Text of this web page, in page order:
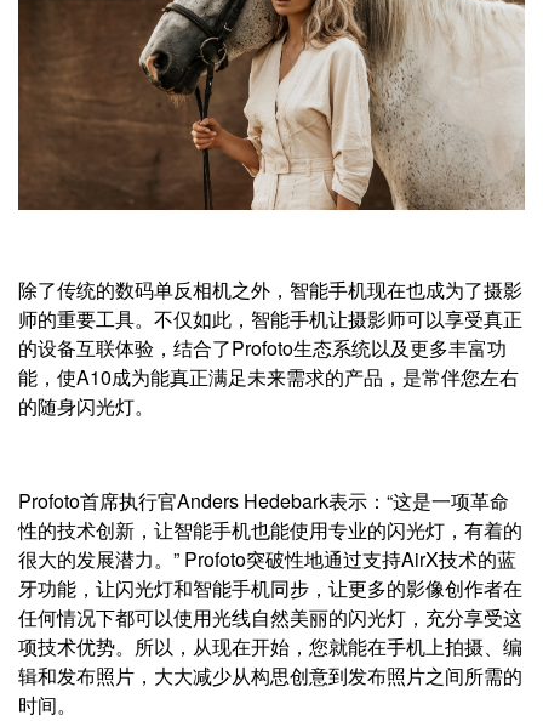
除了传统的数码单反相机之外，智能手机现在也成为了摄影
师的重要工具。不仅如此，智能手机让摄影师可以享受真正
的设备互联体验，结合了Profoto生态系统以及更多丰富功
能，使A10成为能真正满足未来需求的产品，是常伴您左右
的随身闪光灯。
Profoto首席执行官Anders Hedebark表示：“这是一项革命
性的技术创新，让智能手机也能使用专业的闪光灯，有着的
很大的发展潜力。” Profoto突破性地通过支持AirX技术的蓝
牙功能，让闪光灯和智能手机同步，让更多的影像创作者在
任何情况下都可以使用光线自然美丽的闪光灯，充分享受这
项技术优势。所以，从现在开始，您就能在手机上拍摄、编
辑和发布照片，大大减少从构思创意到发布照片之间所需的
时间。